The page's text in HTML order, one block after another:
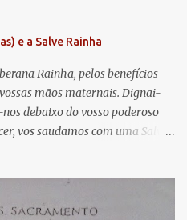
e a Salve Rainha
Rainha, pelos benefícios
mãos maternais. Dignai-
debaixo do vosso poderoso
vos saudamos com uma Salve
estes vossos olhos